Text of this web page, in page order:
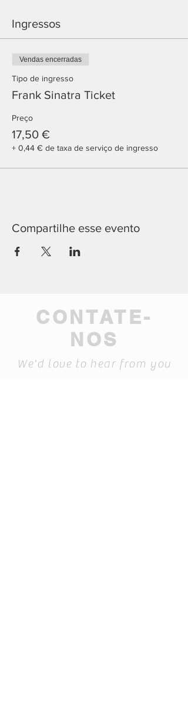
Ingressos
Vendas encerradas
Tipo de ingresso
Frank Sinatra Ticket
Preço
17,50 €
+ 0,44 € de taxa de serviço de ingresso
Compartilhe esse evento
CONTATE-
NOS
We'd love to hear from you